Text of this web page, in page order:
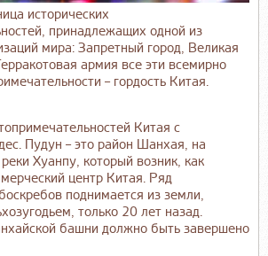
исторических
принадлежащих одной из
мира: Запретный город, Великая
армия все эти всемирно
– гордость Китая.
Китая с
Пудун – это район Шанхая, на
Хуанпу, который возник, как
центр Китая. Ряд
поднимается из земли,
только 20 лет назад.
башни должно быть завершено